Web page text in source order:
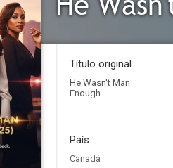
Título original
He Wasn't Man
Enough
País
Canadá